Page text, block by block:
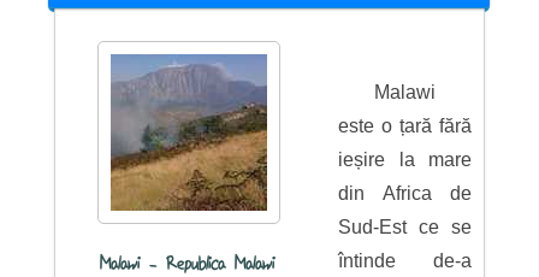
Malawi - Republica Malawi
Malawi
este o țară fără
ieșire la mare
din Africa de
Sud-Est ce se
întinde de-a